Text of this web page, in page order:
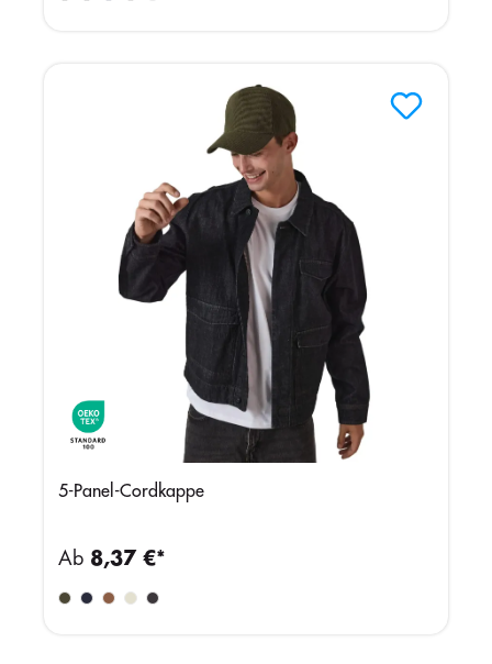
5-Panel-Cordkappe
Ab 8,37 €*